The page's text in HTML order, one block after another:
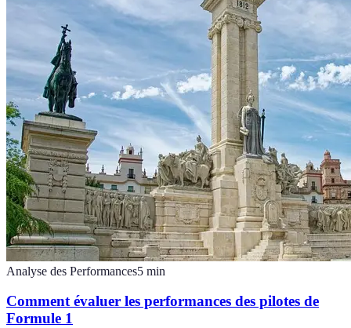
Analyse des Performances5 min
Comment évaluer les performances des pilotes de
Formule 1